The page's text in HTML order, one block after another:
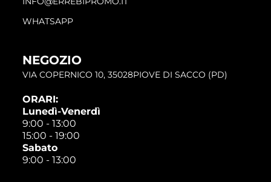
WHATSAPP
NEGOZIO
VIA COPERNICO 10, 35028PIOVE DI SACCO (PD)
ORARI:
Lunedì-Venerdì
9:00 - 13:00
15:00 - 19:00
Sabato
9:00 - 13:00